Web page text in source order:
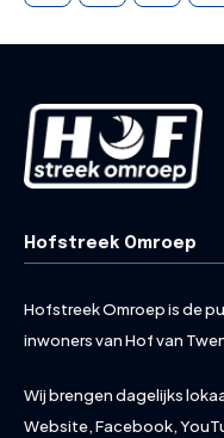
Hofstreek Omroep
Hofstreek Omroep is de
inwoners van Hof van
Wij brengen dagelijks
Website, Facebook,